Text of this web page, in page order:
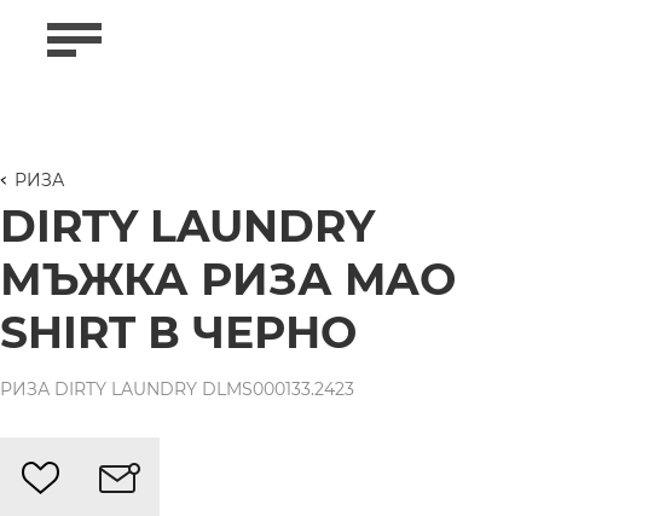
РИЗА
DIRTY LAUNDRY
МЪЖКА РИЗА MAO
SHIRT В ЧЕРНО
РИЗА DIRTY LAUNDRY DLMS000133.2423